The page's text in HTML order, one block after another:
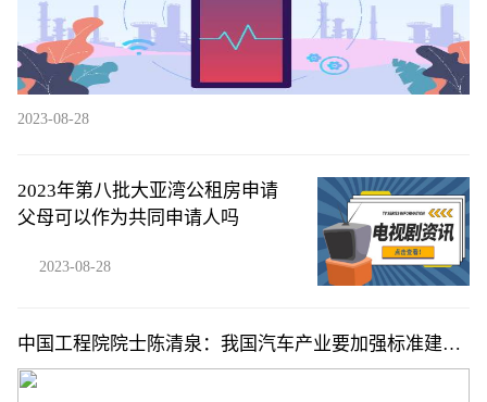
2023-08-28
2023年第八批大亚湾公租房申请
父母可以作为共同申请人吗
2023-08-28
中国工程院院士陈清泉：我国汽车产业要加强标准建设
并与国际接轨